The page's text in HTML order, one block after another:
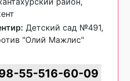
Детский сад №491,
"Олий Мажлис"
55-516-60-09